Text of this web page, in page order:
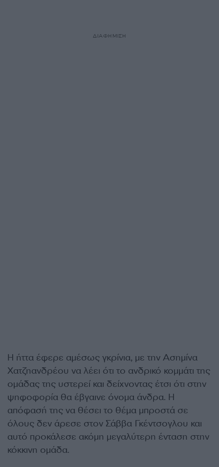
ΔΙΑΦΗΜΙΣΗ
Η ήττα έφερε αμέσως γκρίνια, με την Ασημίνα
Χατζηανδρέου να λέει ότι το ανδρικό κομμάτι της
ομάδας της υστερεί και δείχνοντας έτσι ότι στην
ψηφοφορία θα έβγαινε όνομα άνδρα. Η
απόφασή της να θέσει το θέμα μπροστά σε
όλους δεν άρεσε στον Σάββα Γκέντσογλου και
αυτό προκάλεσε ακόμη μεγαλύτερη ένταση στην
κόκκινη ομάδα.